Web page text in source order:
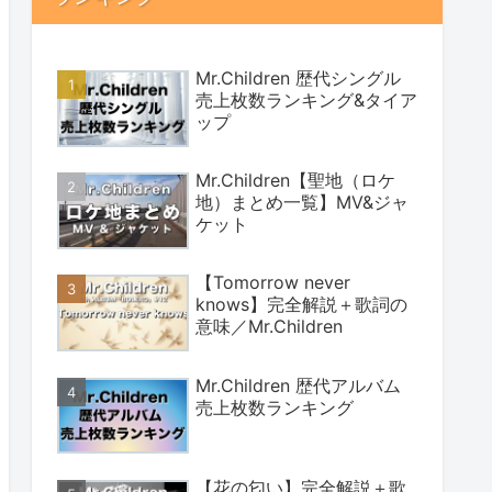
Mr.Children 歴代シングル
売上枚数ランキング&タイア
ップ
Mr.Children【聖地（ロケ
地）まとめ一覧】MV&ジャ
ケット
【Tomorrow never
knows】完全解説＋歌詞の
意味／Mr.Children
Mr.Children 歴代アルバム
売上枚数ランキング
【花の匂い】完全解説＋歌